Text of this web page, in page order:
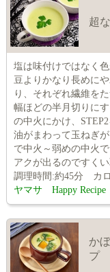
超
塩は味付けではなく
豆よりかなり長めに
り、それぞれ繊維を
幅ほどの半月切りに
の中火にかけ、
油がまわって玉ねぎ
で中火～弱めの中火
アクが出るのですくい
調理時間:約45分 カ
ヤマサ Happy Recipe
か
プ